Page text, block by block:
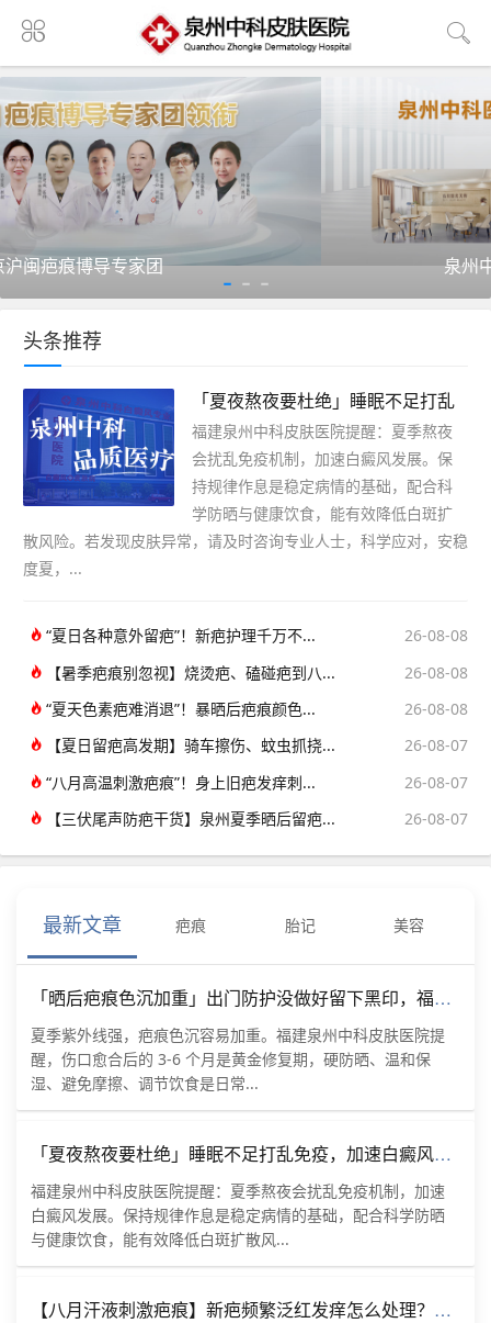
泉州中科医院疤痕美容修复中心
头条推荐
「夏夜熬夜要杜绝」睡眠不足打乱
免疫，加速白癜风发展，福建泉州
中科白癜风医院提醒白斑患者夏日
坚持规律作息
福建泉州中科皮肤医院提醒：夏季熬夜
会扰乱免疫机制，加速白癜风发展。保
持规律作息是稳定病情的基础，配合科
学防晒与健康饮食，能有效降低白斑扩
散风险。若发现皮肤异常，请及时咨询专业人士，科学应对，安稳
度夏，...
“夏日各种意外留疤”！新疤护理千万不...
26-08-08
【暑季疤痕别忽视】烧烫疤、磕碰疤到八...
26-08-08
“夏天色素疤难消退”！暴晒后疤痕颜色...
26-08-08
【夏日留疤高发期】骑车擦伤、蚊虫抓挠...
26-08-07
“八月高温刺激疤痕”！身上旧疤发痒刺...
26-08-07
【三伏尾声防疤干货】泉州夏季晒后留疤...
26-08-07
最新文章 疤痕 胎记 美容
「晒后疤痕色沉加重」出门防护没做好留下黑印，福建泉州中科皮肤医院讲淡疤要点
夏季紫外线强，疤痕色沉容易加重。福建泉州中科皮肤医院提
醒，伤口愈合后的 3-6 个月是黄金修复期，硬防晒、温和保
湿、避免摩擦、调节饮食是日常...
「夏夜熬夜要杜绝」睡眠不足打乱免疫，加速白癜风发展，福建泉州中科白癜风医院提醒白斑患者夏日坚持规律作息
福建泉州中科皮肤医院提醒：夏季熬夜会扰乱免疫机制，加速
白癜风发展。保持规律作息是稳定病情的基础，配合科学防晒
与健康饮食，能有效降低白斑扩散风...
【八月汗液刺激疤痕】新疤频繁泛红发痒怎么处理？泉州夏季疤痕困扰，福建泉州中科皮肤医院拆解修护思路